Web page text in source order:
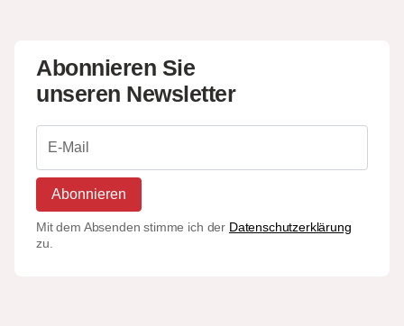
Abonnieren Sie
unseren Newsletter
Abonnieren
Mit dem Absenden stimme ich der Datenschutzerklärung
zu.